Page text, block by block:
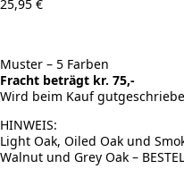
25,95 €
Muster – 5 Farben
Fracht beträgt kr. 75,-
Wird beim Kauf
HINWEIS:
Light Oak, Oiled Oak und
Walnut und Grey Oak –